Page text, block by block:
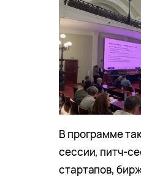
В программе
сессии, питч-
стартапов,